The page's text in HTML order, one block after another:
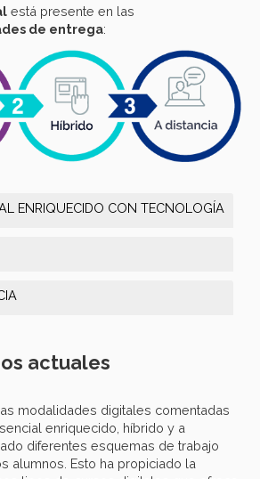
está presente en las
de entrega:
ENRIQUECIDO CON TECNOLOGÍA
actuales
modalidades digitales comentadas
enriquecido, híbrido y a
diferentes esquemas de trabajo
alumnos. Esto ha propiciado la